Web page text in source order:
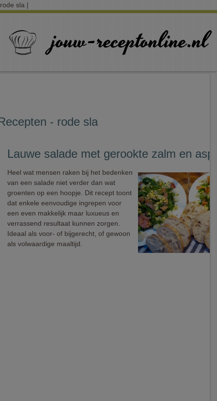
rode sla |
- rode sla
Lauwe salade met gerookte zalm en
Heel wat mensen raken bij het bedenken
van een salade niet verder dan wat
groenten op een hoopje. Dit recept toont
dat enkele eenvoudige ingrepen voor
een even makkelijk maar luxueus en
verrassend resultaat kunnen zorgen.
Ideaal als voor- of bijgerecht, of gewoon
als volwaardige maaltijd.